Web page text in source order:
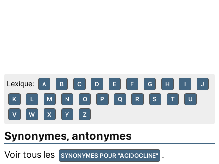
Lexique: A B C D E F G H I J
K L M N O P Q R S T U
V W X Y Z
Synonymes, antonymes
Voir tous les SYNONYMES POUR "ACIDOCLINE" .